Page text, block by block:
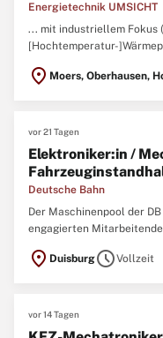
Energietechnik UMSICHT
... mit industriellem Fokus
[Hochtemperatur-
der Konzepte und
von kaskadierten
location_on Moers, Oberhausen,
vor 21 Tagen
Elektroniker:in /
Deutsche Bahn
Der Maschinenpool der
engagierten
Gleisbaumaschinen und
location_on DuisburgscheduleVollzeit
vor 14 Tagen